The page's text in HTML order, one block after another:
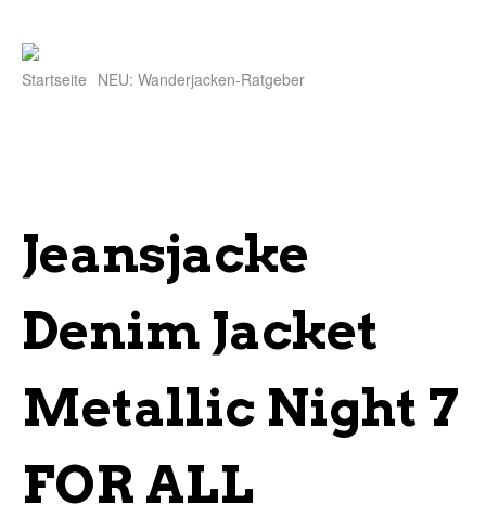
Startseite NEU: Wanderjacken-Ratgeber
Jeansjacke
Denim Jacket
Metallic Night 7
FOR ALL